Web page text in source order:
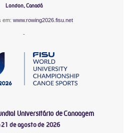
London, Canadá
em: www.rowing2026.fisu.net
-
Universitário de Canoagem
21 de agosto de 2026